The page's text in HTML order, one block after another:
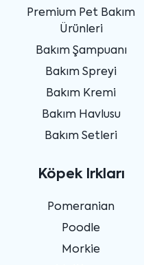
Premium Pet Bakım
Ürünleri
Bakım Şampuanı
Bakım Spreyi
Bakım Kremi
Bakım Havlusu
Bakım Setleri
Köpek Irkları
Pomeranian
Poodle
Morkie